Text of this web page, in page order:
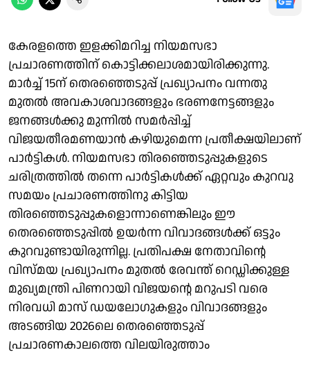
കേരളത്തെ ഇളക്കിമറിച്ച നിയമസഭാ
പ്രചാരണത്തിന് കൊട്ടിക്കലാശമായിരിക്കുന്നു.
മാര്‍ച്ച് 15ന് തെരഞ്ഞെടുപ്പ് പ്രഖ്യാപനം വന്നതു
മുതല്‍ അവകാശവാദങ്ങളും ഭരണനേട്ടങ്ങളും
ജനങ്ങള്‍ക്കു മുന്നില്‍ സമര്‍പ്പിച്ച്
വിജയതീരമണയാന്‍ കഴിയുമെന്ന പ്രതീക്ഷയിലാണ്
പാര്‍ട്ടികള്‍. നിയമസഭാ തിരഞ്ഞെടുപ്പുകളുടെ
ചരിത്രത്തില്‍ തന്നെ പാര്‍ട്ടികള്‍ക്ക് ഏറ്റവും കുറവു
സമയം പ്രചാരണത്തിനു കിട്ടിയ
തിരഞ്ഞെടുപ്പുകളൊന്നാണെങ്കിലും ഈ
തെരഞ്ഞെടുപ്പില്‍ ഉയര്‍ന്ന വിവാദങ്ങള്‍ക്ക് ഒട്ടും
കുറവുണ്ടായിരുന്നില്ല. പ്രതിപക്ഷ നേതാവിന്റെ
വിസ്മയ പ്രഖ്യാപനം മുതല്‍ രേവന്ത് റെഡ്ഡിക്കുള്ള
മുഖ്യമന്ത്രി പിണറായി വിജയന്റെ മറുപടി വരെ
നിരവധി മാസ് ഡയലോഗുകളും വിവാദങ്ങളും
അടങ്ങിയ 2026ലെ തെരഞ്ഞെടുപ്പ്
പ്രചാരണകാലത്തെ വിലയിരുത്താം